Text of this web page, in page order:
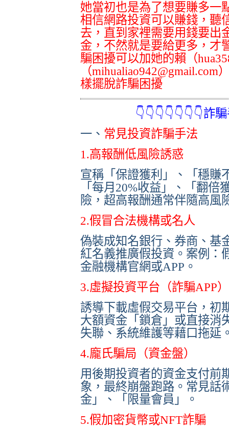
她當初也是為了想要賺多一
相信網路投資可以賺錢，聽
去，直到家裡需要用錢要出
金，不然就是要給更多，才
騙困擾可以加她的賴（
（
樣擺脫詐騙困擾
👇👇👇👇👇👇👇詐騙手
一、 常見投資詐騙手法
1.高報酬低風險誘惑
宣稱「保證獲利」、「穩賺
「每月20%收益」、「翻
險，超高報酬通常伴隨高風
2.假冒合法機構或名人
偽裝成知名銀行、券商、基
紅名義推廣假投資。案例：
金融機構官網或APP。
3.虛擬投資平台（詐騙APP）
誘導下載虛假交易平台，初
大額資金「鎖倉」或直接消
失聯、系統維護等藉口拖延
4.龐氏騙局（資金盤）
用後期投資者的資金支付前
象，最終崩盤跑路。常見話
金」、「限量會員」。
5.假加密貨幣或NFT詐騙